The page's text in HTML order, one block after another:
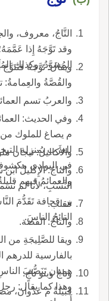
التَّاجُ، معروف،
وقد تَوَّجَهُ إِذا
المُسَوَّدُ، وكذلك
ويقال: تَوَّجَهُ فتَتَوَّجَ
والقُصَّةُ والعِمامةُ:
والعربُ تسم
وفي الحديث:
م يصاغ للملوك من
للعرب بمنزلة
في البوادي
والعمائمُ فيهم
والأَكاليلُ: تيجان
والتاجُ: الإِكليلُ
النَّسَبِ، لأَنا لم
بن قحافة تَقَدُّمَ
التائجُ الناسَ.
فقلب.
والتاجُ: الفضة.
ويقا للصَّلِيجَةِ من
بالفارسية
هميان تَنَصُّفَ الناسِ
وهذا كما يقال:
وتاجٌ وبنو تاجٍ.
قبيلةٌ م عَدْوانَ،